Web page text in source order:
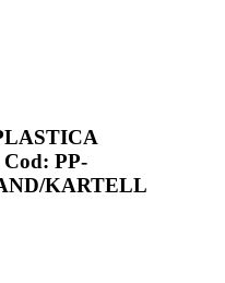
PP-
KARTELL